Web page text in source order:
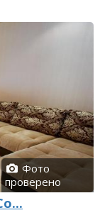
Фото
проверено